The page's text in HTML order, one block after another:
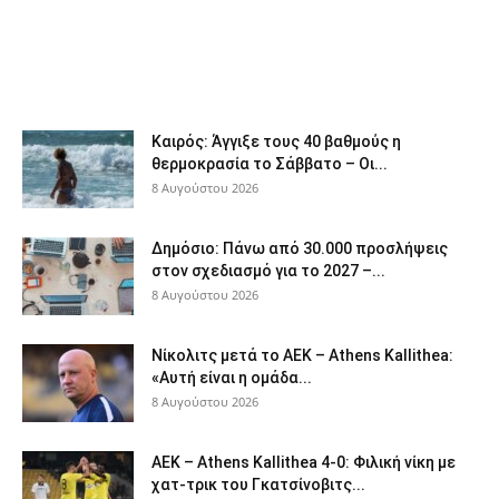
Καιρός: Άγγιξε τους 40 βαθμούς η
θερμοκρασία το Σάββατο – Οι...
8 Αυγούστου 2026
Δημόσιο: Πάνω από 30.000 προσλήψεις
στον σχεδιασμό για το 2027 –...
8 Αυγούστου 2026
Νίκολιτς μετά το ΑΕΚ – Athens Kallithea:
«Αυτή είναι η ομάδα...
8 Αυγούστου 2026
ΑΕΚ – Athens Kallithea 4-0: Φιλική νίκη με
χατ-τρικ του Γκατσίνοβιτς...